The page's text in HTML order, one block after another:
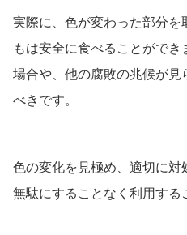
実際に、色が変わった部分
もは安全に食べることがで
場合や、他の腐敗の兆候が見
べきです。
色の変化を見極め、適切に
無駄にすることなく利用する